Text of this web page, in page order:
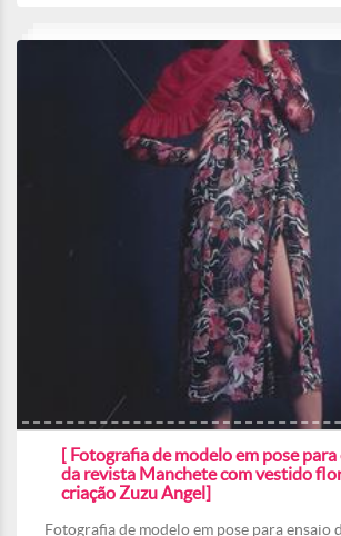
[ Fotografia de modelo em pose para
da revista Manchete com vestido
criação Zuzu Angel]
Fotografia de modelo em pose para ensaio